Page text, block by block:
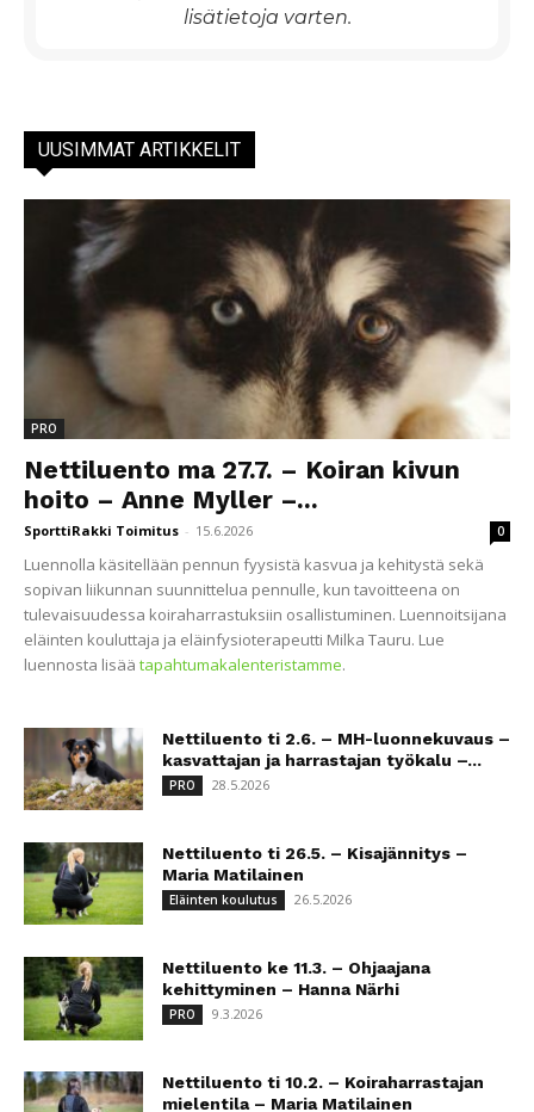
lisätietoja varten.
UUSIMMAT ARTIKKELIT
PRO
Nettiluento ma 27.7. – Koiran kivun
hoito – Anne Myller –...
SporttiRakki Toimitus - 15.6.2026 0
Luennolla käsitellään pennun fyysistä kasvua ja kehitystä sekä
sopivan liikunnan suunnittelua pennulle, kun tavoitteena on
tulevaisuudessa koiraharrastuksiin osallistuminen. Luennoitsijana
eläinten kouluttaja ja eläinfysioterapeutti Milka Tauru. Lue
luennosta lisää tapahtumakalenteristamme.
Nettiluento ti 2.6. – MH-luonnekuvaus –
kasvattajan ja harrastajan työkalu –...
PRO 28.5.2026
Nettiluento ti 26.5. – Kisajännitys –
Maria Matilainen
Eläinten koulutus 26.5.2026
Nettiluento ke 11.3. – Ohjaajana
kehittyminen – Hanna Närhi
PRO 9.3.2026
Nettiluento ti 10.2. – Koiraharrastajan
mielentila – Maria Matilainen